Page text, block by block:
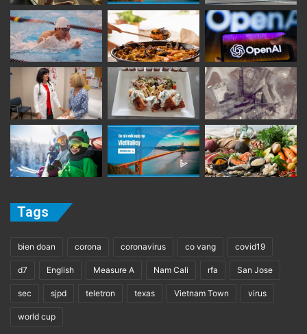
Tags
bien doan corona coronavirus co vang covid19
d7 English Measure A Nam Cali rfa San Jose
sec sjpd teletron texas Vietnam Town virus
world cup